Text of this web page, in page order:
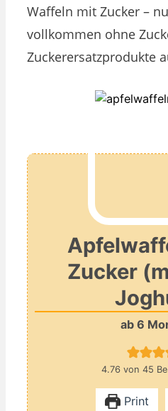
Waffeln mit Zucker –
vollkommen ohne
Zuckerersatzprodukte
Zucker
ab 6
4.76von 45
Print